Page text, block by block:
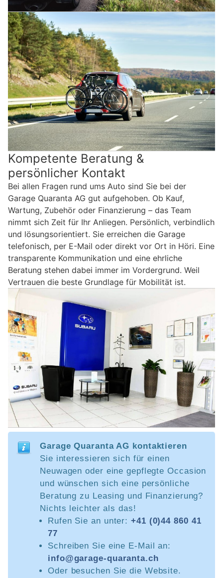
Kompetente Beratung &
persönlicher Kontakt
Bei allen Fragen rund ums Auto sind Sie bei der
Garage Quaranta AG gut aufgehoben. Ob Kauf,
Wartung, Zubehör oder Finanzierung – das Team
nimmt sich Zeit für Ihr Anliegen. Persönlich, verbindlich
und lösungsorientiert. Sie erreichen die Garage
telefonisch, per E-Mail oder direkt vor Ort in Höri. Eine
transparente Kommunikation und eine ehrliche
Beratung stehen dabei immer im Vordergrund. Weil
Vertrauen die beste Grundlage für Mobilität ist.
Garage Quaranta AG kontaktieren
Sie interessieren sich für einen
Neuwagen oder eine gepflegte Occasion
und wünschen sich eine persönliche
Beratung zu Leasing und Finanzierung?
Nichts leichter als das!
Rufen Sie an unter: +41 (0)44 860 41
77
Schreiben Sie eine E-Mail an:
info@garage-quaranta.ch
Oder besuchen Sie die Website.